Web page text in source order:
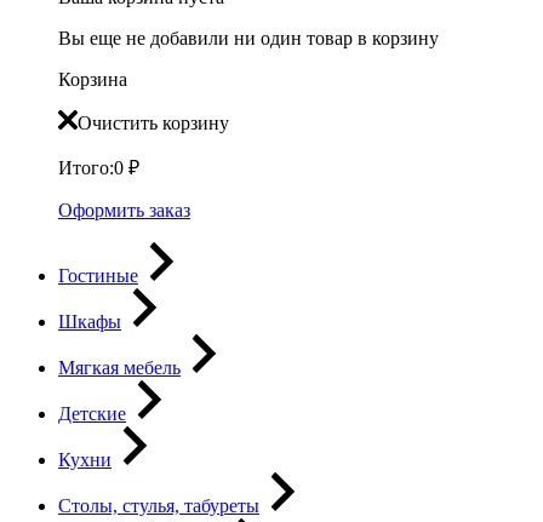
Вы еще не добавили ни один товар в корзину
Корзина
Очистить корзину
Итого:0 ₽
Оформить заказ
Гостиные
Шкафы
Мягкая мебель
Детские
Кухни
Столы, стулья, табуреты